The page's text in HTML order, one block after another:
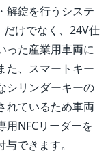
解錠を行うシステ
けでなく、24V仕
った産業用車両に
た、スマートキー
シリンダーキーの
れているため車両
用NFCリーダーを
できます。